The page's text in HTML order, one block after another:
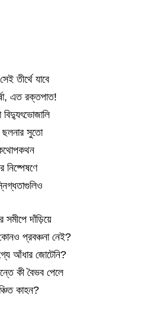
তীর্থে যাবে
এত রক্তপাত!
সুতো
দাঁড়িয়ে
প্রবঞ্চনা নেই?
আঁধার জোটেনি?
কী বৈভব পেলে
কাহন?